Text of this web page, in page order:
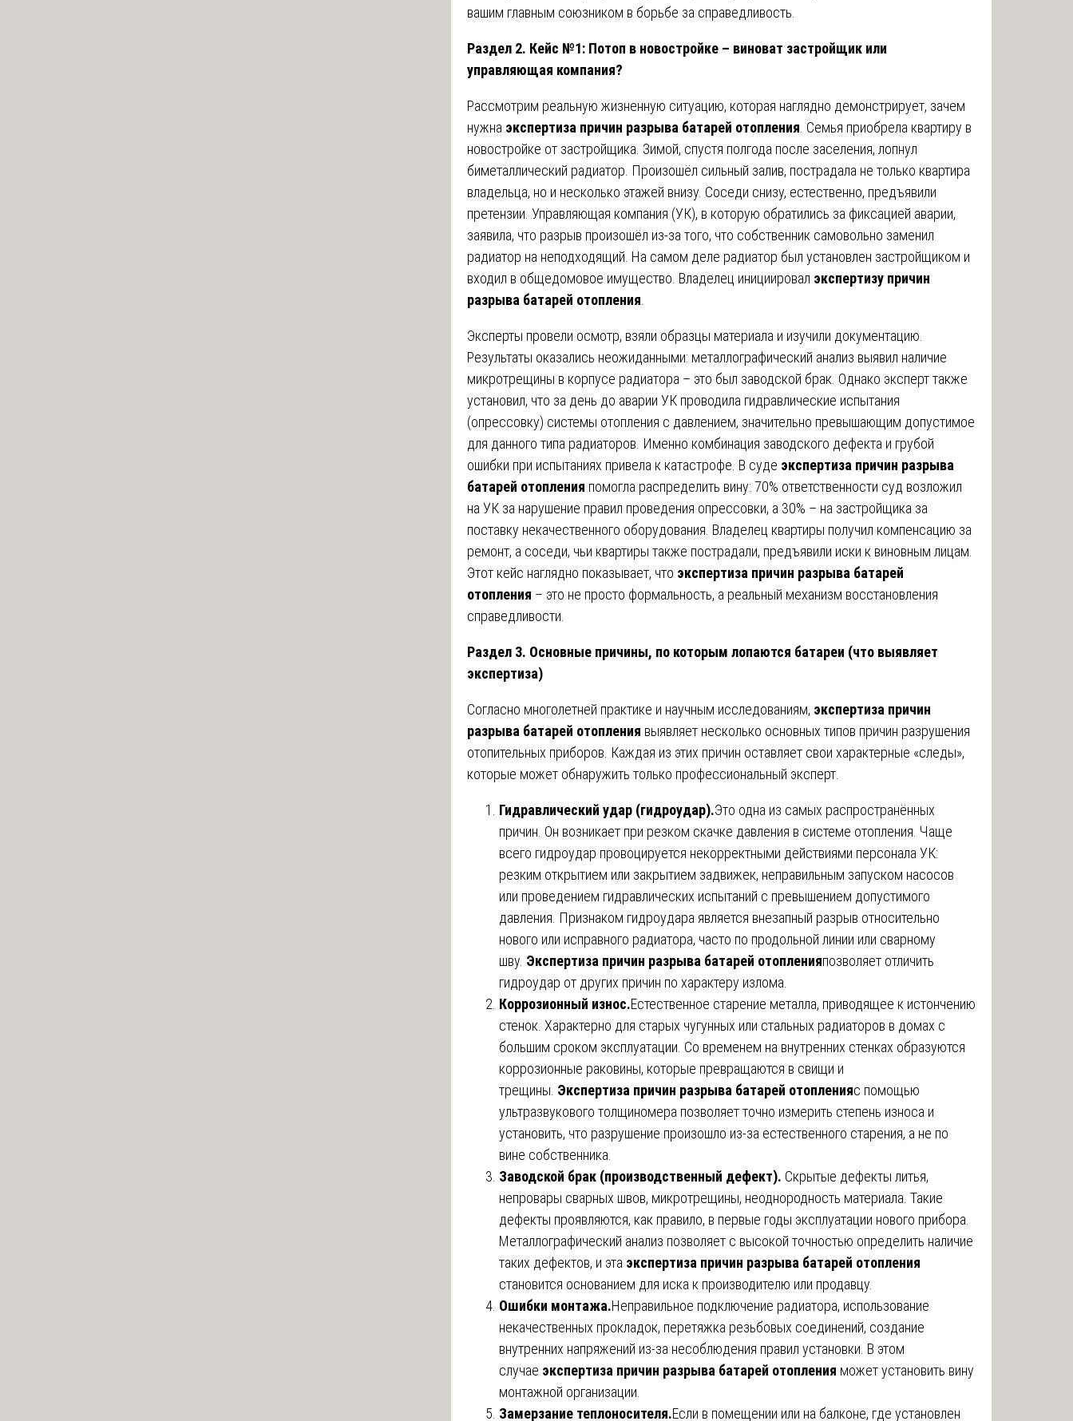
вашим главным союзником в борьбе за справедливость.
Раздел 2. Кейс №1: Потоп в новостройке – виноват застройщик или
управляющая компания?
Рассмотрим реальную жизненную ситуацию, которая наглядно демонстрирует, зачем
нужна экспертиза причин разрыва батарей отопления . Семья приобрела квартиру в
новостройке от застройщика. Зимой, спустя полгода после заселения, лопнул
биметаллический радиатор. Произошёл сильный залив, пострадала не только квартира
владельца, но и несколько этажей внизу. Соседи снизу, естественно, предъявили
претензии. Управляющая компания (УК), в которую обратились за фиксацией аварии,
заявила, что разрыв произошёл из-за того, что собственник самовольно заменил
радиатор на неподходящий. На самом деле радиатор был установлен застройщиком и
входил в общедомовое имущество. Владелец инициировал экспертизу причин
разрыва батарей отопления
Эксперты провели осмотр, взяли образцы материала и изучили документацию.
Результаты оказались неожиданными: металлографический анализ выявил наличие
микротрещины в корпусе радиатора – это был заводской брак. Однако эксперт также
установил, что за день до аварии УК проводила гидравлические испытания
(опрессовку) системы отопления с давлением, значительно превышающим допустимое
для данного типа радиаторов. Именно комбинация заводского дефекта и грубой
ошибки при испытаниях привела к катастрофе. В суде экспертиза причин разрыва
батарей отопления помогла распределить вину: 70% ответственности суд возложил
на УК за нарушение правил проведения опрессовки, а 30% – на застройщика за
поставку некачественного оборудования. Владелец квартиры получил компенсацию за
ремонт, а соседи, чьи квартиры также пострадали, предъявили иски к виновным лицам.
Этот кейс наглядно показывает, что экспертиза причин разрыва батарей
отопления – это не просто формальность, а реальный механизм восстановления
справедливости.
Раздел 3. Основные причины, по которым лопаются батареи (что выявляет
экспертиза)
Согласно многолетней практике и научным исследованиям, экспертиза причин
разрыва батарей отопления выявляет несколько основных типов причин разрушения
отопительных приборов. Каждая из этих причин оставляет свои характерные «следы»,
которые может обнаружить только профессиональный эксперт.
Гидравлический удар (гидроудар).Это одна из самых распространённых
причин. Он возникает при резком скачке давления в системе отопления. Чаще
всего гидроудар провоцируется некорректными действиями персонала УК:
резким открытием или закрытием задвижек, неправильным запуском насосов
или проведением гидравлических испытаний с превышением допустимого
давления. Признаком гидроудара является внезапный разрыв относительно
нового или исправного радиатора, часто по продольной линии или сварному
шву. Экспертиза причин разрыва батарей отопленияпозволяет отличить
гидроудар от других причин по характеру излома.
Коррозионный износ.Естественное старение металла, приводящее к истончению
стенок. Характерно для старых чугунных или стальных радиаторов в домах с
большим сроком эксплуатации. Со временем на внутренних стенках образуются
коррозионные раковины, которые превращаются в свищи и
трещины. Экспертиза причин разрыва батарей отопленияс помощью
ультразвукового толщиномера позволяет точно измерить степень износа и
установить, что разрушение произошло из-за естественного старения, а не по
вине собственника.
Заводской брак (производственный дефект). Скрытые дефекты литья,
непровары сварных швов, микротрещины, неоднородность материала. Такие
дефекты проявляются, как правило, в первые годы эксплуатации нового прибора.
Металлографический анализ позволяет с высокой точностью определить наличие
таких дефектов, и эта экспертиза причин разрыва батарей отопления
становится основанием для иска к производителю или продавцу.
Ошибки монтажа.Неправильное подключение радиатора, использование
некачественных прокладок, перетяжка резьбовых соединений, создание
внутренних напряжений из-за несоблюдения правил установки. В этом
случае экспертиза причин разрыва батарей отопления может установить вину
монтажной организации.
Замерзание теплоносителя.Если в помещении или на балконе, где установлен